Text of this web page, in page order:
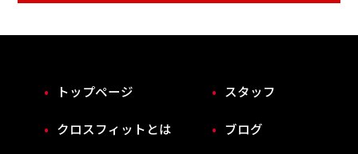
トップページ
クロスフィットとは
スタッフ
ブログ